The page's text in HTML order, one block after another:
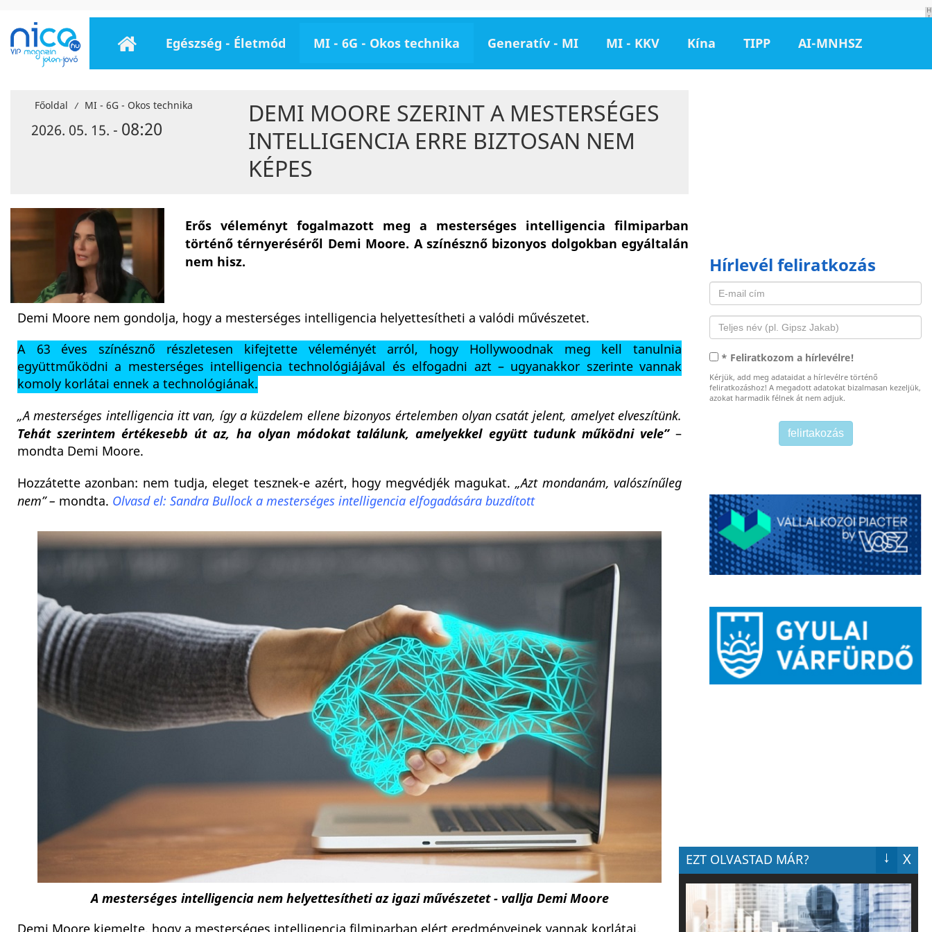
H
I
Egészség - Életmód MI - 6G - Okos technika Generatív - MI MI - KKV Kína TIPP AI-MNHSZ
Főoldal / MI - 6G - Okos technika
2026. 05. 15. - 08:20
DEMI MOORE SZERINT A MESTERSÉGES
INTELLIGENCIA ERRE BIZTOSAN NEM
KÉPES
Erős véleményt fogalmazott meg a mesterséges intelligencia filmiparban
történő térnyeréséről Demi Moore. A színésznő bizonyos dolgokban egyáltalán
nem hisz.
Demi Moore nem gondolja, hogy a mesterséges intelligencia helyettesítheti a valódi művészetet.
A 63 éves színésznő részletesen kifejtette véleményét arról, hogy Hollywoodnak meg kell tanulnia
együttműködni a mesterséges intelligencia technológiájával és elfogadni azt – ugyanakkor szerinte vannak
komoly korlátai ennek a technológiának.
„A mesterséges intelligencia itt van, így a küzdelem ellene bizonyos értelemben olyan csatát jelent, amelyet elveszítünk.
Tehát szerintem értékesebb út az, ha olyan módokat találunk, amelyekkel együtt tudunk működni vele”–
mondta Demi Moore.
Hozzátette azonban: nem tudja, eleget tesznek-e azért, hogy megvédjék magukat.„Azt mondanám, valószínűleg
nem” – mondta. Olvasd el: Sandra Bullock a mesterséges intelligencia elfogadására buzdított
A mesterséges intelligencia nem helyettesítheti az igazi művészetet - vallja Demi Moore
Hírlevél feliratkozás
* Feliratkozom a hírlevélre!
Kérjük, add meg adataidat a hírlevélre történő
feliratkozáshoz! A megadott adatokat bizalmasan kezeljük,
azokat harmadik félnek át nem adjuk.
EZT OLVASTAD MÁR? X
↓